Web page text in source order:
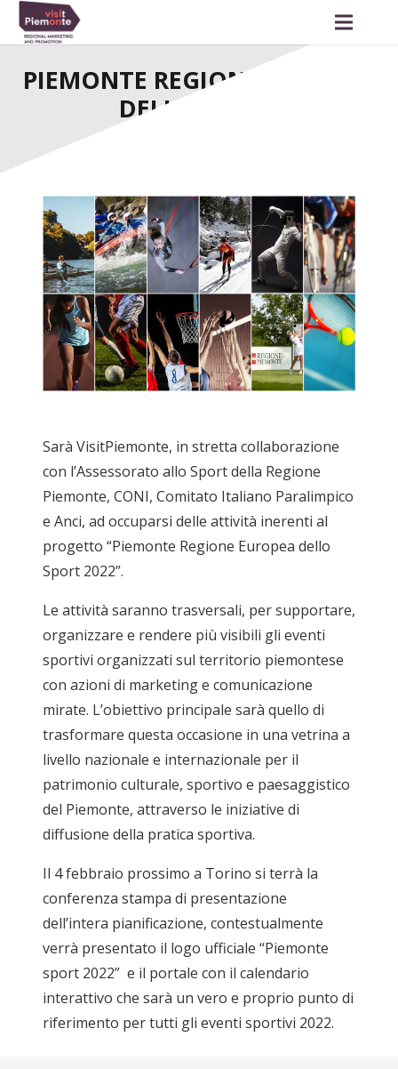
PIEMONTE REGIONE EUROPEA
DELLO SPORT
Sarà VisitPiemonte, in stretta collaborazione
con l’Assessorato allo Sport della Regione
Piemonte, CONI, Comitato Italiano Paralimpico
e Anci, ad occuparsi delle attività inerenti al
progetto “Piemonte Regione Europea dello
Sport 2022”.
Le attività saranno trasversali, per supportare,
organizzare e rendere più visibili gli eventi
sportivi organizzati sul territorio piemontese
con azioni di marketing e comunicazione
mirate. L’obiettivo principale sarà quello di
trasformare questa occasione in una vetrina a
livello nazionale e internazionale per il
patrimonio culturale, sportivo e paesaggistico
del Piemonte, attraverso le iniziative di
diffusione della pratica sportiva.
Il 4 febbraio prossimo a Torino si terrà la
conferenza stampa di presentazione
dell’intera pianificazione, contestualmente
verrà presentato il logo ufficiale “Piemonte
sport 2022” e il portale con il calendario
interattivo che sarà un vero e proprio punto di
riferimento per tutti gli eventi sportivi 2022.